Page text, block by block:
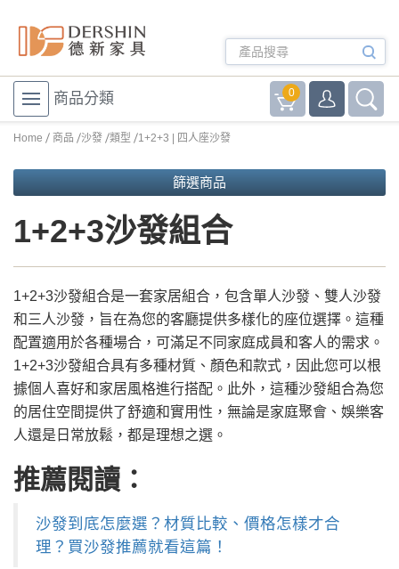
商品分類 0
Home 商品 沙發 類型 1+2+3 | 四人座沙發
篩選商品
1+2+3沙發組合
1+2+3沙發組合是一套家居組合，包含單人沙發、雙人沙發
和三人沙發，旨在為您的客廳提供多樣化的座位選擇。這種
配置適用於各種場合，可滿足不同家庭成員和客人的需求。
1+2+3沙發組合具有多種材質、顏色和款式，因此您可以根
據個人喜好和家居風格進行搭配。此外，這種沙發組合為您
的居住空間提供了舒適和實用性，無論是家庭聚會、娛樂客
人還是日常放鬆，都是理想之選。
推薦閱讀：
沙發到底怎麼選？材質比較、價格怎樣才合
理？買沙發推薦就看這篇！